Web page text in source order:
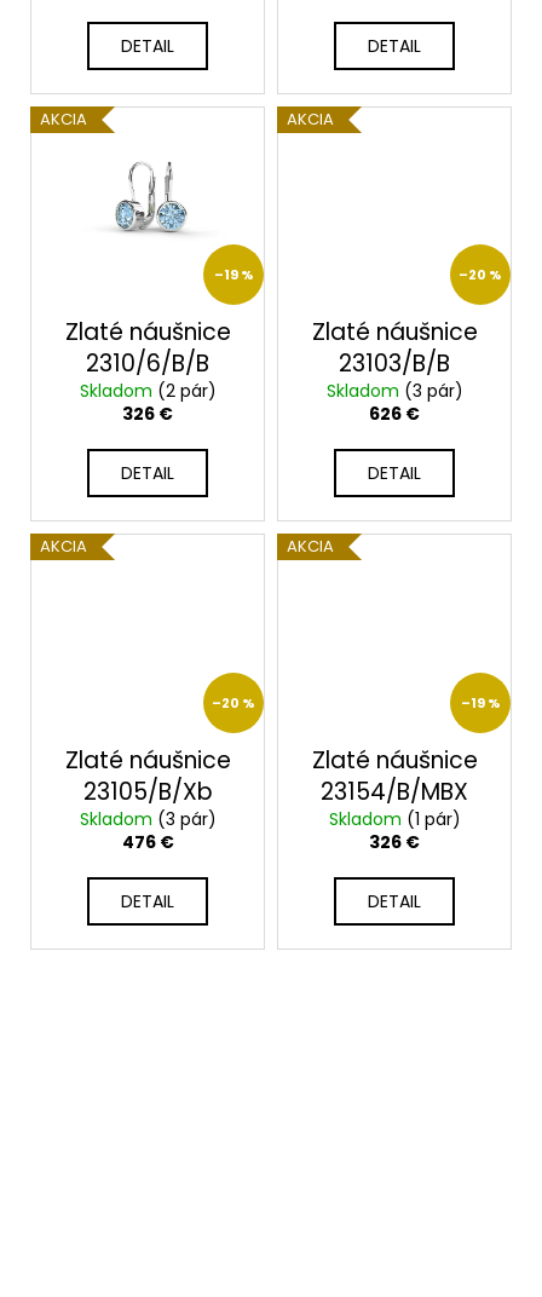
v
DETAIL DETAIL
AKCIA
–19 %
Zlaté náušnice
2310/6/B/B
Skladom (2 pár)
326 €
DETAIL
AKCIA
–20 %
Zlaté náušnice
23103/B/B
Skladom (3 pár)
626 €
DETAIL
AKCIA
–20 %
Zlaté náušnice
23105/B/Xb
Skladom (3 pár)
476 €
DETAIL
AKCIA
–19 %
Zlaté náušnice
23154/B/MBX
Skladom (1 pár)
326 €
DETAIL